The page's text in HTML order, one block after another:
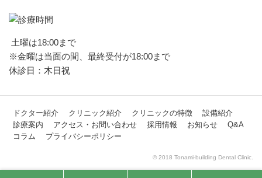
土曜は18:00まで
※金曜は当面の間、最終受付が18:00まで
休診日：木日祝
ドクター紹介 クリニック紹介 クリニックの特徴
設備紹介
診療案内
アクセス・お問い合わせ 採用情報 お知らせ
Q&A
コラム
プライバシーポリシー
© 2018 Tonami-building Dental Clinic.